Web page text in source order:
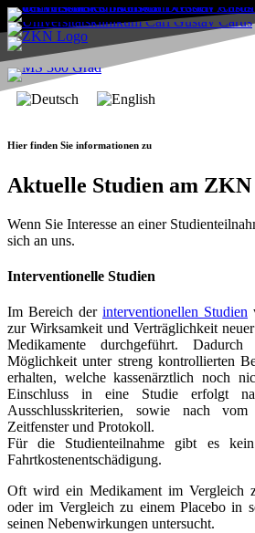
Hier finden Sie informationen zu
Aktuelle Studien am ZKN
Wenn Sie Interesse an einer
sich an uns.
Interventionelle Studien
Im Bereich der interventionellen Studien
zur Wirksamkeit und Verträglichkeit
Medikamente durchgeführt.
Möglichkeit unter streng kontrollierten
erhalten, welche kassenärztlich noch
Einschluss in eine Studie erfolgt
Ausschlusskriterien, sowie nach vom
Zeitfenster und Protokoll.
Für die Studienteilnahme gibt es
Fahrtkostenentschädigung.
Oft wird ein Medikament im Vergleich
oder im Vergleich zu einem Placebo in
seinen Nebenwirkungen untersucht.